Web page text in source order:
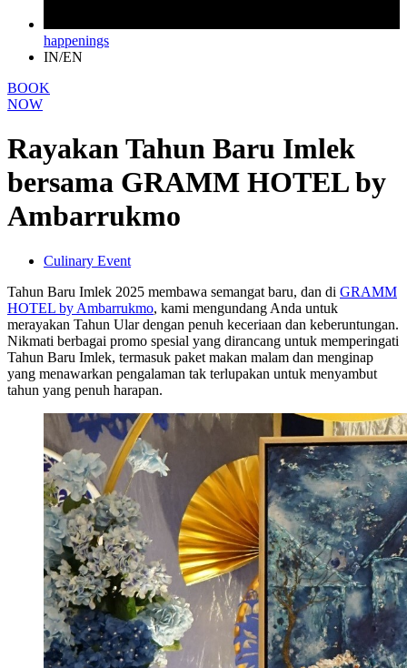
happenings
IN/EN
BOOK
NOW
Rayakan Tahun Baru Imlek
bersama GRAMM HOTEL by
Ambarrukmo
Culinary Event
Tahun Baru Imlek 2025 membawa semangat baru, dan di GRAMM
HOTEL by Ambarrukmo, kami mengundang Anda untuk
merayakan Tahun Ular dengan penuh keceriaan dan keberuntungan.
Nikmati berbagai promo spesial yang dirancang untuk memperingati
Tahun Baru Imlek, termasuk paket makan malam dan menginap
yang menawarkan pengalaman tak terlupakan untuk menyambut
tahun yang penuh harapan.